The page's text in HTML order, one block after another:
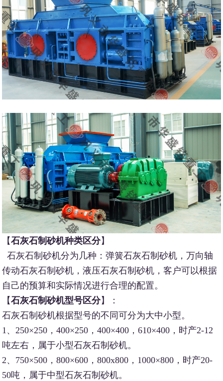
【石灰石制砂机种类区分】
石灰石制砂机分为几种：弹簧石灰石制砂机，万向轴
传动石灰石制砂机，液压石灰石制砂机，客户可以根据
自己的预算和实际情况进行合理的配置。
【石灰石制砂机型号区分】：
石灰石制砂机根据型号的不同可分为大中小型。
1、250×250，400×250，400×400，610×400，时产2-12
吨左右，属于小型石灰石制砂机。
2、750×500，800×600，800x800，1000×800，时产20-
50吨，属于中型石灰石制砂机。